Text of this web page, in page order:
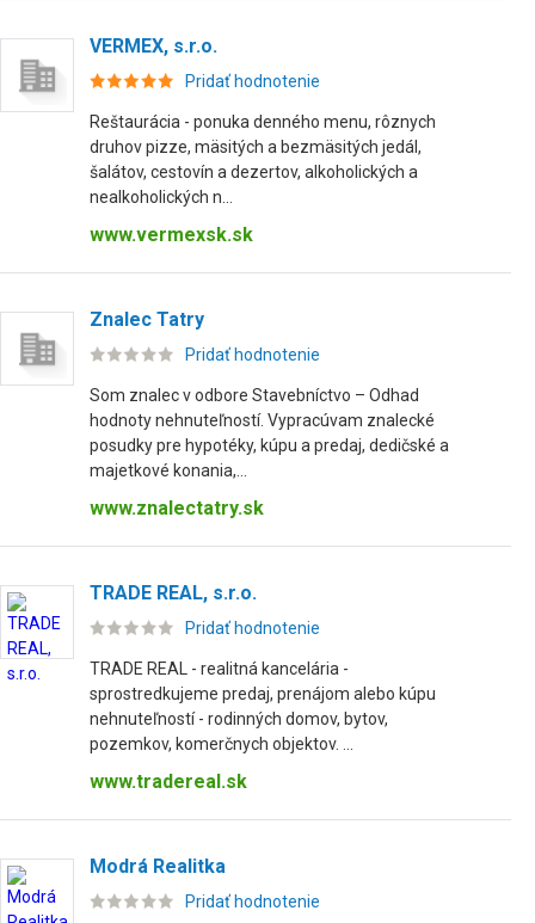
VERMEX, s.r.o.
Pridať hodnotenie
Reštaurácia - ponuka denného menu, rôznych
druhov pizze, mäsitých a bezmäsitých jedál,
šalátov, cestovín a dezertov, alkoholických a
nealkoholických n...
www.vermexsk.sk
Znalec Tatry
Pridať hodnotenie
Som znalec v odbore Stavebníctvo – Odhad
hodnoty nehnuteľností. Vypracúvam znalecké
posudky pre hypotéky, kúpu a predaj, dedičské a
majetkové konania,...
www.znalectatry.sk
TRADE REAL, s.r.o.
Pridať hodnotenie
TRADE REAL - realitná kancelária -
sprostredkujeme predaj, prenájom alebo kúpu
nehnuteľností - rodinných domov, bytov,
pozemkov, komerčnych objektov. ...
www.tradereal.sk
Modrá Realitka
Pridať hodnotenie